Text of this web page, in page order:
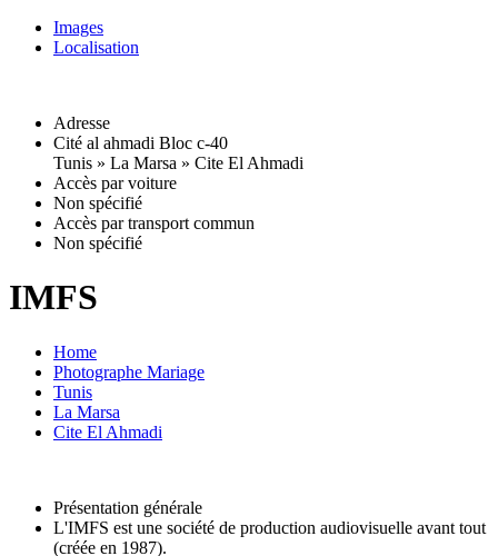
Images
Localisation
Adresse
Cité al ahmadi Bloc c-40
Tunis » La Marsa » Cite El Ahmadi
Accès par voiture
Non spécifié
Accès par transport commun
Non spécifié
IMFS
Home
Photographe Mariage
Tunis
La Marsa
Cite El Ahmadi
Présentation générale
L'IMFS est une société de production audiovisuelle avant tout
(créée en 1987).